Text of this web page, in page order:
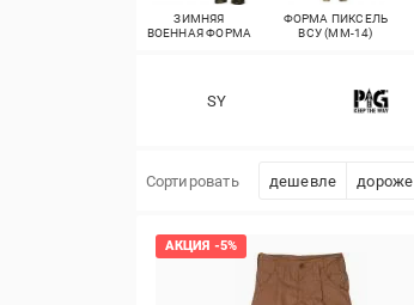
ЗИМНЯЯ
ВОЕННАЯ ФОРМА
ФОРМА ПИКСЕЛЬ
ВСУ (MM-14)
SY
Сортировать дешевле дороже